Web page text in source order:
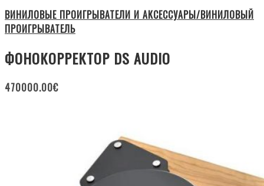
ВИНИЛОВЫЕ ПРОИГРЫВАТЕЛИ И АКСЕССУАРЫ/ВИНИЛОВЫЙ
ПРОИГРЫВАТЕЛЬ
ФОНОКОРРЕКТОР DS AUDIO
470000.00€